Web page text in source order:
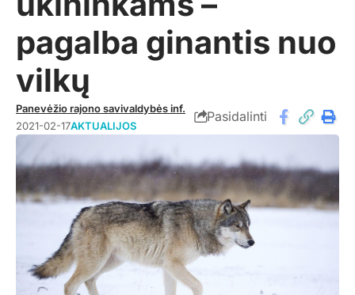
pagalba ginantis nuo
vilkų
Panevėžio rajono savivaldybės inf.
2021-02-17AKTUALIJOS
Pasidalinti